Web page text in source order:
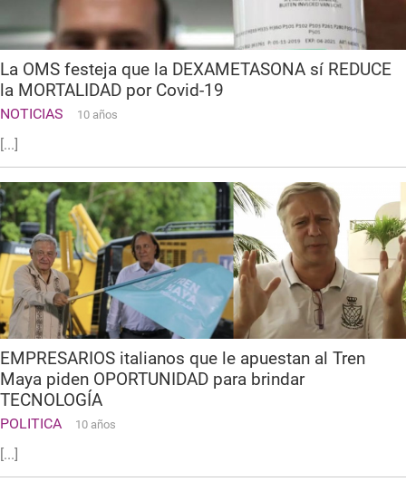
La OMS festeja que la DEXAMETASONA sí REDUCE
la MORTALIDAD por Covid-19
NOTICIAS 10 años
[...]
EMPRESARIOS italianos que le apuestan al Tren
Maya piden OPORTUNIDAD para brindar
TECNOLOGÍA
POLITICA 10 años
[...]